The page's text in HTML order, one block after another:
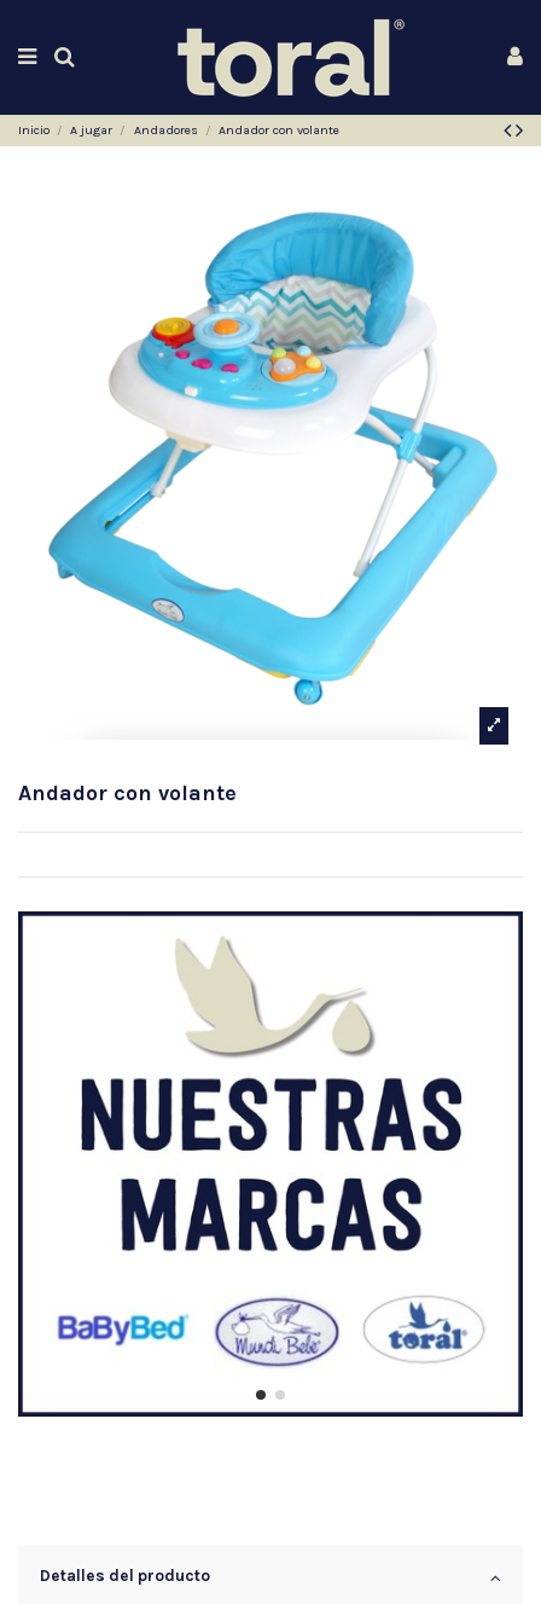
Inicio A jugar Andadores Andador con volante
Andador con volante
Detalles del producto